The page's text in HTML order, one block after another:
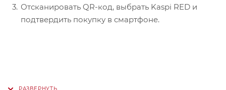
Отсканировать QR-код, выбрать Kaspi RED и
подтвердить покупку в смартфоне.